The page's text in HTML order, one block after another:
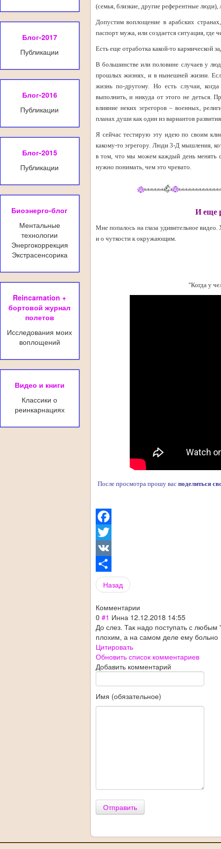
Блог-2017
Публикации
Блог-2016
Публикации
Блог-2015
Публикации
Биоэнерго-блог
Ментальные
технологии
Энергокоррекция
Экстрасенсорика
Reincarnation +
бортовой журнал
полетов
Исследования моих
воплощений
Видео и книги
Классики о
реинкарнациях
(семья, близкие, другие референтные
Допустим воплощение в арабских
паспорт мужа, или создается ситуация,
Есть еще отработка какой-то кармической
В большинстве или половине случаев у
прошлых жизнях, и в нынешней жизни.
жизнь по-другому. Но есть случаи,
выполнить, и никуда от этого не деться.
влияние неких эгрегоров – военных,
планах души как один из вариантов
Я сейчас тестирую эту идею по своим
какому-то эгрегору. Люди 3-Д мышления,
в том, что мы можем каждый день менять
нужно понимать, чем это чревато.
И еще
Мне попалось на глаза удивительное
и о чуткости к окружающим.
"Когда у
После просмотра прошу вас поделиться
Facebook
Twitter
VK
Share
Назад
Комментарии
0 #1 Инна 12.12.2018 14:55
До слез. Так надо поступать с любым
плохим, а на самом деле ему больно
Цитировать
Обновить список комментариев
Добавить комментарий
Имя (обязательное)
Отправить